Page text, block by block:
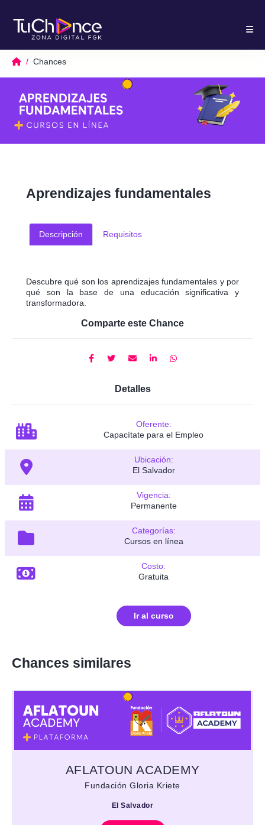
Chances
Aprendizajes fundamentales
Descripción Requisitos
Descubre qué son los aprendizajes fundamentales y por
qué son la base de una educación significativa y
transformadora.
Comparte este Chance
Detalles
Oferente:
Capacítate para el Empleo
Ubicación:
El Salvador
Vigencia:
Permanente
Categorías:
Cursos en línea
Costo:
Gratuita
Ir al curso
Chances similares
AFLATOUN ACADEMY
Fundación Gloria Kriete
El Salvador